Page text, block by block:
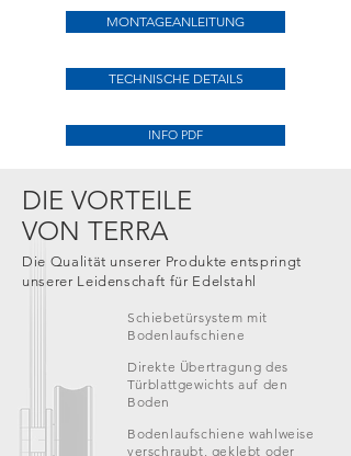
MONTAGEANLEITUNG
TECHNISCHE DETAILS
INFO PDF
DIE VORTEILE
VON TERRA
Die Qualität unserer Produkte entspringt
unserer Leidenschaft für Edelstahl
Schiebetürsystem mit
Bodenlaufschiene
Direkte Übertragung des
Türblattgewichts auf den
Boden
Bodenlaufschiene wahlweise
verschraubt, geklebt oder